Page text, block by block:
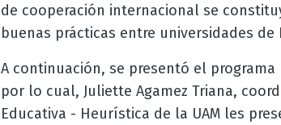
de cooperación internacional se
buenas prácticas entre universidades de
A continuación, se presentó el
por lo cual, Juliette Agamez Triana,
Educativa - Heurística de la UAM les